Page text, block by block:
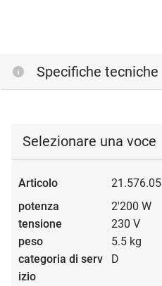
Specifiche tecniche
Selezionare una voce
21.576.05
2'200 W
230 V
5.5 kg
D